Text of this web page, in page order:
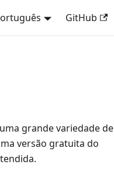
GitHub
grande variedade de
versão gratuita do